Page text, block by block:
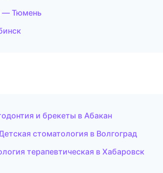
— Тюмень
и брекеты в Абакан
стоматология в Волгоград
терапевтическая в Хабаровск